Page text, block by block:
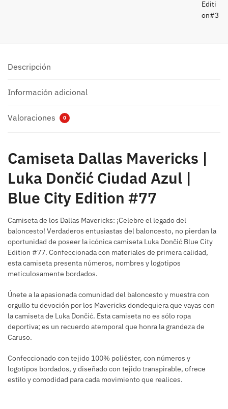
Descripción
Información adicional
Valoraciones 0
Camiseta Dallas Mavericks |
Luka Dončić Ciudad Azul |
Blue City Edition #77
Camiseta de los Dallas Mavericks: ¡Celebre el legado del
baloncesto! Verdaderos entusiastas del baloncesto, no pierdan la
oportunidad de poseer la icónica camiseta Luka Dončić Blue City
Edition #77. Confeccionada con materiales de primera calidad,
esta camiseta presenta números, nombres y logotipos
meticulosamente bordados.
Únete a la apasionada comunidad del baloncesto y muestra con
orgullo tu devoción por los Mavericks dondequiera que vayas con
la camiseta de Luka Dončić. Esta camiseta no es sólo ropa
deportiva; es un recuerdo atemporal que honra la grandeza de
Caruso.
Confeccionado con tejido 100% poliéster, con números y
logotipos bordados, y diseñado con tejido transpirable, ofrece
estilo y comodidad para cada movimiento que realices.